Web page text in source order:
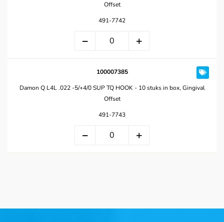
Offset
491-7742
100007385
Damon Q L4L .022 -5/+4/0 SUP TQ HOOK - 10 stuks in box, Gingival
Offset
491-7743